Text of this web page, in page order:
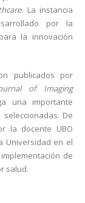
. La instancia
por la
la innovación
publicados por
of Imaging
una importante
De
la docente UBO
Universidad en el
de
salud.